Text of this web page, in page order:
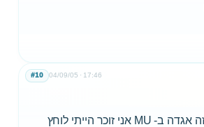
04/09/05 17:46
#10
חח התוכנה הזאת זה אגדה ב- MU אני זוכר הייתי לוחץ